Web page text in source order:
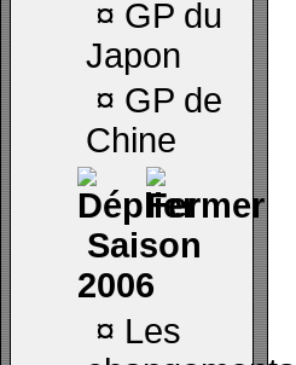
¤ GP du
Japon
¤ GP de
Chine
Saison
2006
¤ Les